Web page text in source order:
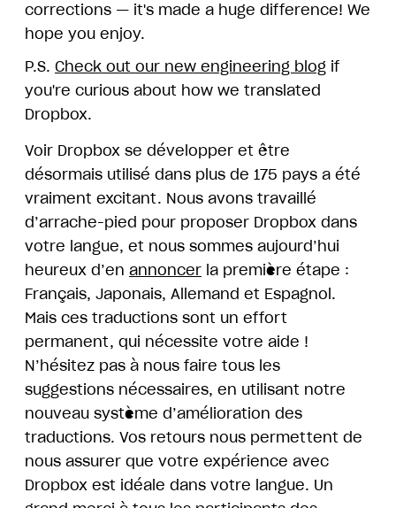
corrections — it's made a huge difference! We
hope you enjoy.
P.S. Check out our new engineering blog if
you're curious about how we translated
Dropbox.
Voir Dropbox se développer et être
désormais utilisé dans plus de 175 pays a été
vraiment excitant. Nous avons travaillé
d’arrache-pied pour proposer Dropbox dans
votre langue, et nous sommes aujourd’hui
heureux d’en annoncer la première étape :
Français, Japonais, Allemand et Espagnol.
Mais ces traductions sont un effort
permanent, qui nécessite votre aide !
N’hésitez pas à nous faire tous les
suggestions nécessaires, en utilisant notre
nouveau système d’amélioration des
traductions. Vos retours nous permettent de
nous assurer que votre expérience avec
Dropbox est idéale dans votre langue. Un